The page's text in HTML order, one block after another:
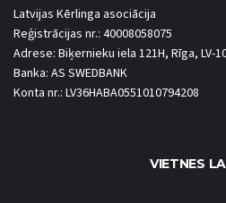
Latvijas Kērlinga asociācija
Reģistrācijas nr.: 40008058075
Adrese: Biķernieku iela 121H, Rīga, LV-
Banka: AS SWEDBANK
Konta nr.: LV36HABA0551010794208
VIETNES